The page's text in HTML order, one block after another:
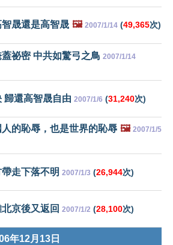
晟還是高智晟 🖼️ 2007/1/14 (49,365次)
祕密 中共如驚弓之鳥 2007/1/14
歸還高智晟自由 2007/1/6 (31,240次)
的恥辱，也是世界的恥辱 🖼️ 2007/1/5
走下落不明 2007/1/3 (26,944次)
京後又返回 2007/1/2 (28,100次)
年12月13日